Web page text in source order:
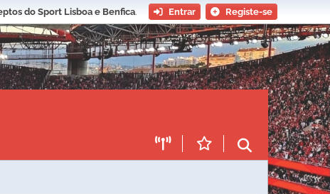
do Sport Lisboa e Benfica. Entrar Registe-se